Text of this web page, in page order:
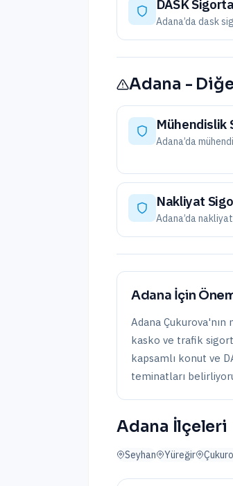
DASK
Adana’dadask
Adana -
Mühendislik
Adana’da
Nakliyat
Adana’da
Adana İçin
Adana
kasko ve trafik
kapsamlı konut ve
teminatları
Adana İlçeleri
Seyhan Yüreğir